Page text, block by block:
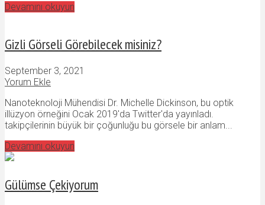
Devamını okuyun
Gizli Görseli Görebilecek misiniz?
September 3, 2021
Yorum Ekle
Nanoteknoloji Mühendisi Dr. Michelle Dickinson, bu optik
illüzyon örneğini Ocak 2019'da Twitter'da yayınladı.
takipçilerinin büyük bir çoğunluğu bu görsele bir anlam...
Devamını okuyun
Gülümse Çekiyorum